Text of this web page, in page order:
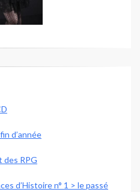
d’année
des RPG
d’Histoire n° 1 > le passé